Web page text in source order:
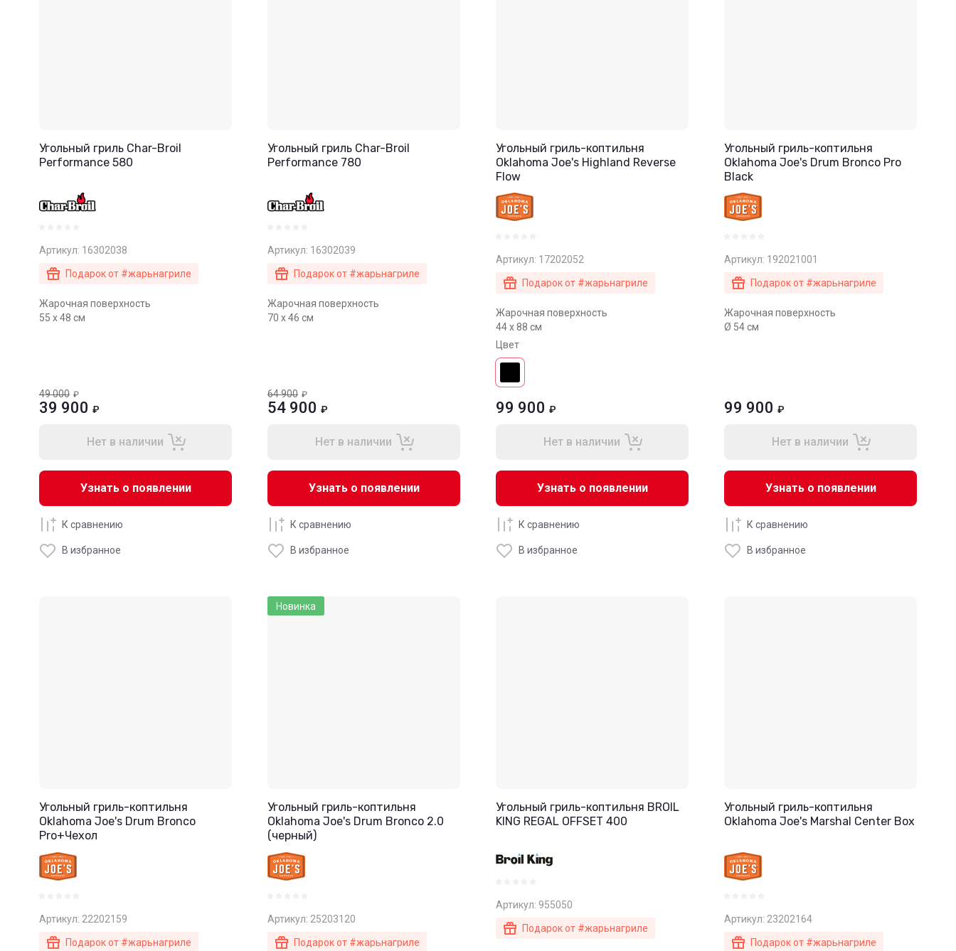
Угольный гриль Char-Broil
Performance 580
Артикул: 16302038
Подарок от #жарьнагриле
Жарочная поверхность
55 х 48 см
49 000 ₽
39 900 ₽
Нет в наличии
Узнать о появлении
К сравнению
В избранное
Угольный гриль Char-Broil
Performance 780
Артикул: 16302039
Подарок от #жарьнагриле
Жарочная поверхность
70 х 46 см
64 900 ₽
54 900 ₽
Нет в наличии
Узнать о появлении
К сравнению
В избранное
Угольный гриль-коптильня
Oklahoma Joe's Highland Reverse
Flow
Артикул: 17202052
Подарок от #жарьнагриле
Жарочная поверхность
44 x 88 см
Цвет
99 900 ₽
Нет в наличии
Узнать о появлении
К сравнению
В избранное
Угольный гриль-коптильня
Oklahoma Joe's Drum Bronco Pro
Black
Артикул: 192021001
Подарок от #жарьнагриле
Жарочная поверхность
Ø 54 см
99 900 ₽
Нет в наличии
Узнать о появлении
К сравнению
В избранное
Угольный гриль-коптильня
Oklahoma Joe's Drum Bronco
Pro+Чехол
Артикул: 22202159
Подарок от #жарьнагриле
Новинка
Угольный гриль-коптильня
Oklahoma Joe's Drum Bronco 2.0
(черный)
Артикул: 25203120
Подарок от #жарьнагриле
Угольный гриль-коптильня BROIL
KING REGAL OFFSET 400
Артикул: 955050
Подарок от #жарьнагриле
Угольный гриль-коптильня
Oklahoma Joe's Marshal Center Box
Артикул: 23202164
Подарок от #жарьнагриле